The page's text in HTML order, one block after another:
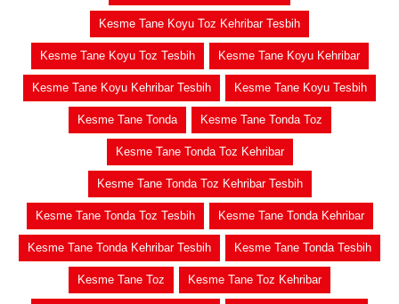
Kesme Tane Koyu Toz Kehribar Tesbih
Kesme Tane Koyu Toz Tesbih Kesme Tane Koyu Kehribar
Kesme Tane Koyu Kehribar Tesbih Kesme Tane Koyu Tesbih
Kesme Tane Tonda Kesme Tane Tonda Toz
Kesme Tane Tonda Toz Kehribar
Kesme Tane Tonda Toz Kehribar Tesbih
Kesme Tane Tonda Toz Tesbih Kesme Tane Tonda Kehribar
Kesme Tane Tonda Kehribar Tesbih Kesme Tane Tonda Tesbih
Kesme Tane Toz Kesme Tane Toz Kehribar